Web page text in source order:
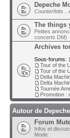
Depeche
Counterfeits
The things
Petites
concerts DM)
Archives
Sous-forums:
Tour of the
Tour of the
Delta
Delta
Tournée
Promotion :
Autour de
Forum
Infos et
Mode.